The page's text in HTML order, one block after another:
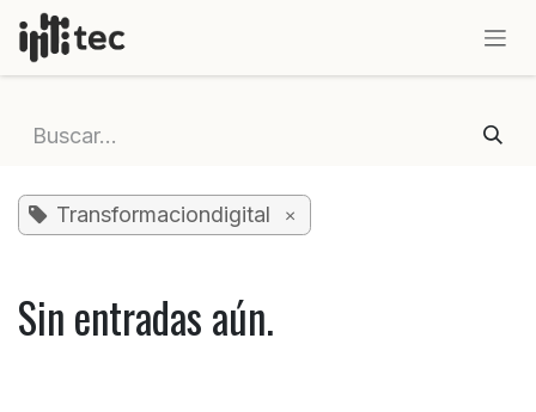
IR AL CONTENIDO
Transformaciondigital ×
Sin entradas aún.